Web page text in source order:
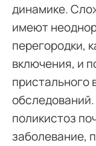
динамике.
имеют
перегородки,
включения, и
пристального
поликистоз
заболевание,